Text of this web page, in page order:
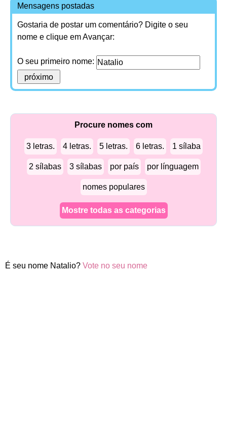
Mensagens postadas
Gostaria de postar um comentário? Digite o seu
nome e clique em Avançar:
O seu primeiro nome:
Procure nomes com
3 letras. 4 letras. 5 letras. 6 letras. 1 sílaba
2 sílabas 3 sílabas por país por línguagem
nomes populares
Mostre todas as categorias
É seu nome Natalio? Vote no seu nome